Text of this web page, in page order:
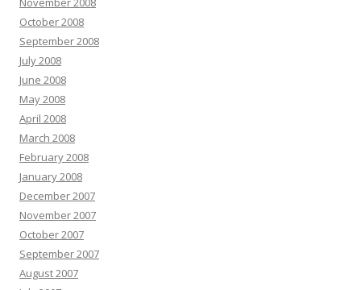
October 2008
September 2008
July 2008
June 2008
May 2008
April 2008
March 2008
February 2008
January 2008
December 2007
November 2007
October 2007
September 2007
August 2007